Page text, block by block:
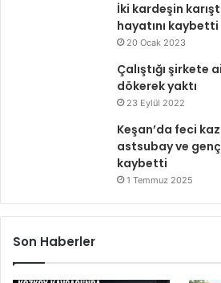
İki kardeşin
hayatını kaybetti
20 Ocak 2023
Çalıştığı
dökerek yaktı
23 Eylül 2022
Keşan’da feci
astsubay ve
kaybetti
1 Temmuz 2025
Son Haberler